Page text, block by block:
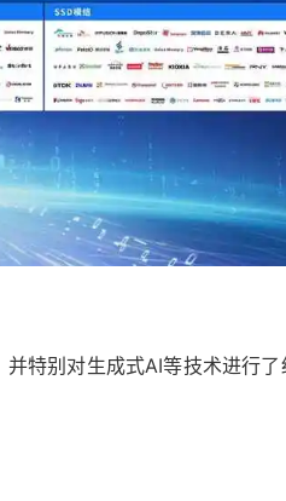
特别对生成式AI等技术进行